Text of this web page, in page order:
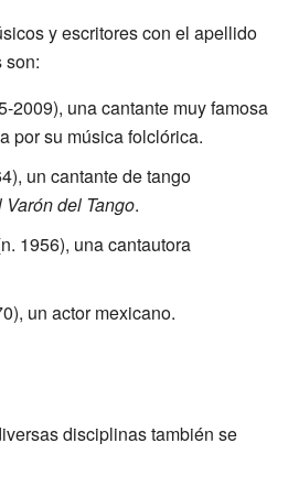
y escritores con el apellido
son:
2009), una cantante muy famosa
por su música folclórica.
un cantante de tango
Varón del Tango.
1956), una cantautora
un actor mexicano.
disciplinas también se